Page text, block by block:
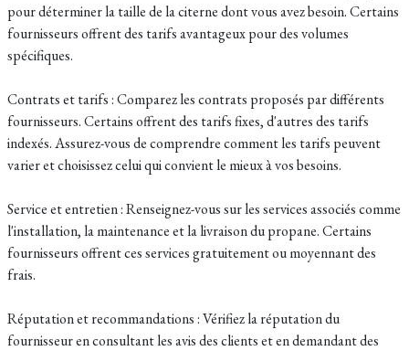
pour déterminer la taille de la citerne dont vous avez besoin. Certains
fournisseurs offrent des tarifs avantageux pour des volumes
spécifiques.
Contrats et tarifs : Comparez les contrats proposés par différents
fournisseurs. Certains offrent des tarifs fixes, d'autres des tarifs
indexés. Assurez-vous de comprendre comment les tarifs peuvent
varier et choisissez celui qui convient le mieux à vos besoins.
Service et entretien : Renseignez-vous sur les services associés comme
l'installation, la maintenance et la livraison du propane. Certains
fournisseurs offrent ces services gratuitement ou moyennant des
frais.
Réputation et recommandations : Vérifiez la réputation du
fournisseur en consultant les avis des clients et en demandant des